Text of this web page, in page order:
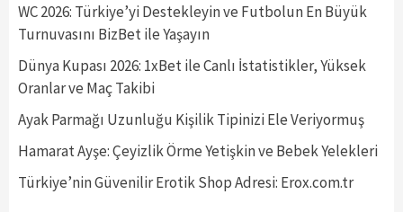
WC 2026: Türkiye’yi Destekleyin ve Futbolun En Büyük
Turnuvasını BizBet ile Yaşayın
Dünya Kupası 2026: 1xBet ile Canlı İstatistikler, Yüksek
Oranlar ve Maç Takibi
Ayak Parmağı Uzunluğu Kişilik Tipinizi Ele Veriyormuş
Hamarat Ayşe: Çeyizlik Örme Yetişkin ve Bebek Yelekleri
Türkiye’nin Güvenilir Erotik Shop Adresi: Erox.com.tr